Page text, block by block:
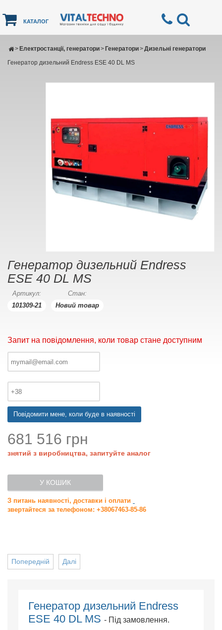
КАТАЛОГ
Електростанції, генератори
> Генератори
> Дизельні генератори
>
Генератор дизельний Endress ESE 40 DL MS
Генератор дизельний Endress
ESE 40 DL MS
Артикул:
101309-21
Стан:
Новий товар
Запит на повідомлення, коли товар стане доступним
Повідомити мене, коли буде в наявності
681 516 грн
знятий з виробництва, запитуйте аналог
У КОШИК
З питань наявності, доставки і оплати
звертайтеся за телефоном: +38067463-85-86
Далі
Попередній
Генератор дизельний Endress
ESE 40 DL MS - Під замовлення.